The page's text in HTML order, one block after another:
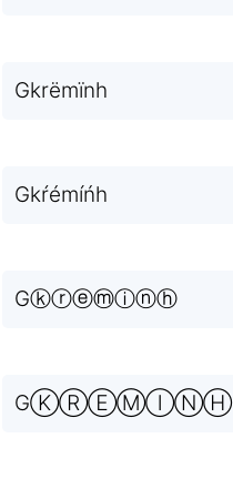
Gkrëmïnh
Gkŕémíńh
Gⓚⓡⓔⓜⓘⓝⓗ
GⓀⓇⒺⓂⒾⓃⒽ